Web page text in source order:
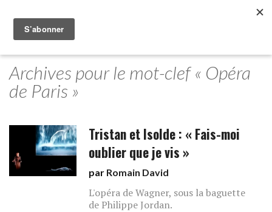
Archives pour le mot-clef « Opéra
de Paris »
Tristan et Isolde : « Fais-moi
oublier que je vis »
par Romain David
L'opéra de Wagner, sous la baguette
de Philippe Jordan.